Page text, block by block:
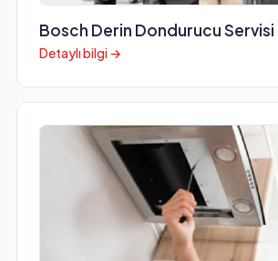
Bosch Derin Dondurucu Servisi
Detaylı bilgi →